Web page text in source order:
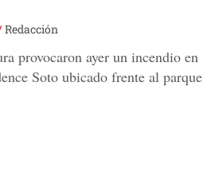
Redacción
provocaron ayer un incendio en
Soto ubicado frente al parque